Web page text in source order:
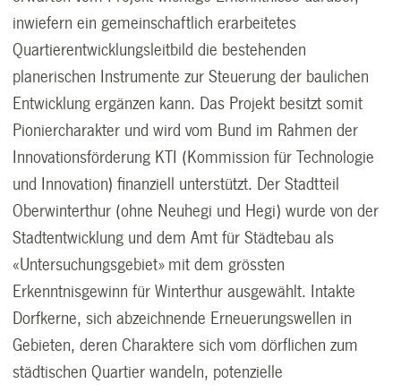
inwiefern ein gemeinschaftlich erarbeitetes
Quartierentwicklungsleitbild die bestehenden
planerischen Instrumente zur Steuerung der baulichen
Entwicklung ergänzen kann. Das Projekt besitzt somit
Pioniercharakter und wird vom Bund im Rahmen der
Innovationsförderung KTI (Kommission für Technologie
und Innovation) finanziell unterstützt. Der Stadtteil
Oberwinterthur (ohne Neuhegi und Hegi) wurde von der
Stadtentwicklung und dem Amt für Städtebau als
«Untersuchungsgebiet» mit dem grössten
Erkenntnisgewinn für Winterthur ausgewählt. Intakte
Dorfkerne, sich abzeichnende Erneuerungswellen in
Gebieten, deren Charaktere sich vom dörflichen zum
städtischen Quartier wandeln, potenzielle